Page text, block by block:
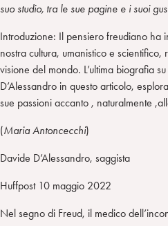
suo studio, tra le sue pagine e i suoi
Introduzione: Il pensiero freudiano ha
nostra cultura, umanistico e
visione del mondo. L’ultima biografia
D’Alessandro in questo articolo,
sue passioni accanto , naturalmente
(Maria Antoncecchi)
Davide D’Alessandro, saggista
Huffpost 10 maggio 2022
Nel segno di Freud, il medico